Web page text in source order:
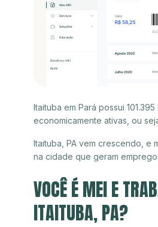
Itaituba em Pará possui
economicamente ativas, ou
Itaituba, PA vem crescendo, e
na cidade que geram
VOCÊ É MEI E
ITAITUBA, PA?